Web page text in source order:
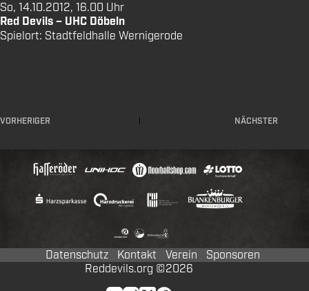
So, 14.10.2012, 16.00 Uhr
Red Devils – UHC Döbeln
Spielort: Stadtfeldhalle Wernigerode
VORHERIGER NÄCHSTER
Datenschutz Kontakt Verein
Sponsoren
Reddevils.org ©2026